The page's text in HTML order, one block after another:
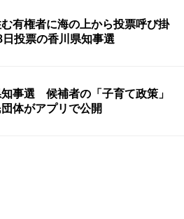
有権者に海の上から投票呼び掛
投票の香川県知事選
事選 候補者の「子育て政策」
体がアプリで公開